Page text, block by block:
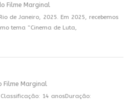
Filme Marginal
de Janeiro, 2025. Em 2025, recebemos
tema “Cinema de Luta,
Filme Marginal
Classificação: 14 anosDuração: